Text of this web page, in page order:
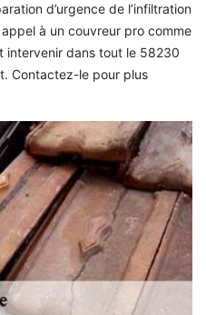
d’urgence de l’infiltration
à un couvreur pro comme
intervenir dans tout le 58230
Contactez-le pour plus